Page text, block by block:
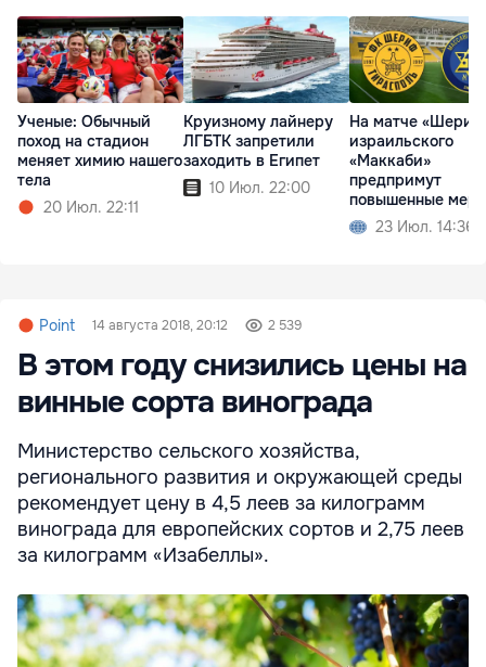
Ученые: Обычный
поход на стадион
меняет химию нашего
тела
20 Июл. 22:11
Круизному лайнеру
ЛГБТК запретили
заходить в Египет
10 Июл. 22:00
На матче
израильского
«Маккаби»
предпримут
повышенные
безопасности
23 Июл. 14:36
Point 14 августа 2018, 20:12 2 539
В этом году снизились цены на
винные сорта винограда
Министерство сельского хозяйства,
регионального развития и окружающей среды
рекомендует цену в 4,5 леев за килограмм
винограда для европейских сортов и 2,75 леев
за килограмм «Изабеллы».